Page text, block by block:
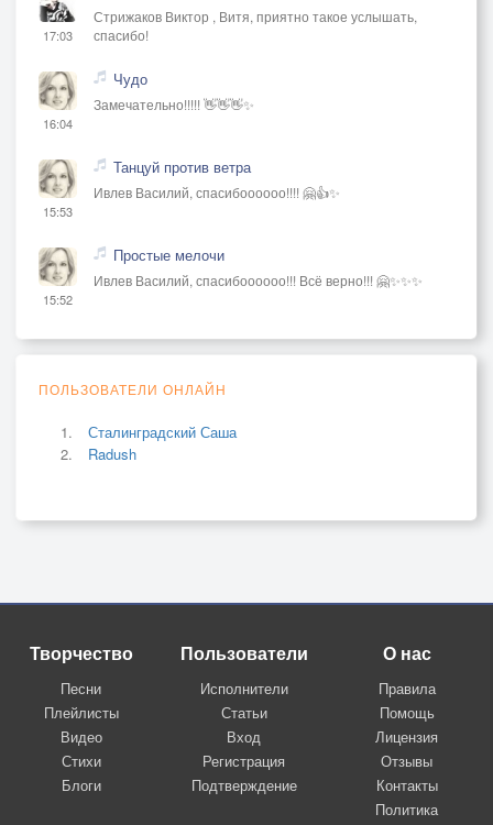
17:03
Стрижаков Виктор , Витя, приятно такое услышать,
спасибо!
16:04
Чудо
Замечательно!!!!! 👋👋👋✨
15:53
Танцуй против ветра
Ивлев Василий, спасибоооооо!!!! 🤗👍✨
15:52
Простые мелочи
Ивлев Василий, спасибоооооо!!! Всё верно!!! 🤗✨✨✨
ПОЛЬЗОВАТЕЛИ ОНЛАЙН
Сталинградский Саша
Radush
Творчество
Песни
Плейлисты
Видео
Стихи
Блоги
Пользователи
Исполнители
Статьи
Вход
Регистрация
Подтверждение
О нас
Правила
Помощь
Лицензия
Отзывы
Контакты
Политика